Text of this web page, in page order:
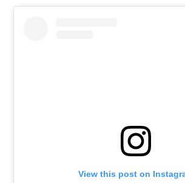
View this post on